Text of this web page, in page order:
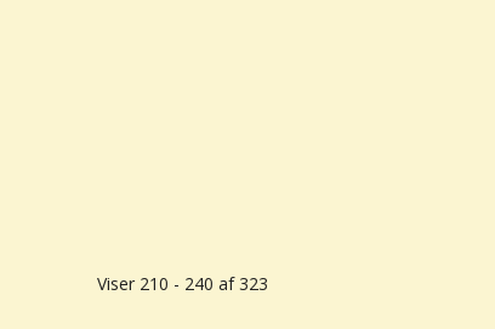
Viser 210 - 240 af 323